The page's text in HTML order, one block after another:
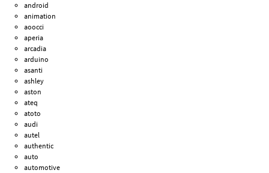
android
animation
aoocci
aperia
arcadia
arduino
asanti
ashley
aston
ateq
atoto
audi
autel
authentic
auto
automotive